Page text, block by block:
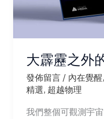
大霹靂之外
發佈留言 / 內在覺醒,
精選, 超越物理
我們整個可觀測宇